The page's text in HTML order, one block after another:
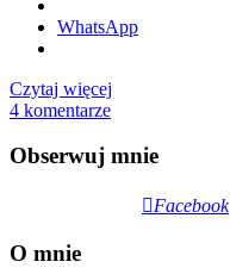
WhatsApp
Czytaj więcej
4 komentarze
Obserwuj mnie
Facebook
O mnie